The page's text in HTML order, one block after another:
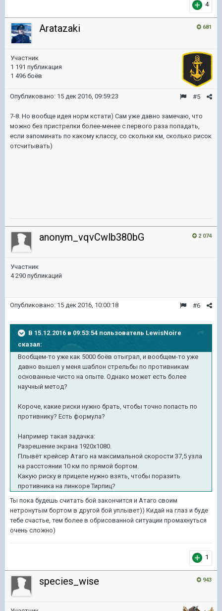
4
681
Aratazaki
Участник
1 191 публикация
1 496 боёв
#5
Опубликовано: 15 дек 2016, 09:59:23
7-8. Но вообще идея норм кстати) Сам уже давно замечаю, что
можно без пристрелки более-менее с первого раза попадать,
если запоминать по какому классу, со скольки км, сколько рисок
отсчитывать)
2 074
anonym_vqvCwlb380bG
Участник
4 290 публикаций
#6
Опубликовано: 15 дек 2016, 10:00:18
В 15.12.2016 в 09:53:54 пользователь LewisNoire
сказал:
Вообщем-то уже как 5000 боёв отыграл, и вообщем-то уже
давно вышел у меня шаблон стрельбы по противникам
основанные чисто на опыте. Однако может есть более
научный метод?
Короче, какие риски нужно брать, чтобы точно попасть по
противнику? Есть формула?
Например такая задачка:
Разрешение экрана 1920x1080.
Плывёт крейсер Атаго на максимальной скорости 37,5 узла
на расстоянии 10 км по прямой бортом.
Какую риску в прицеле нужно взять, чтобы поразить
противника на линкоре Тирпиц?
Ты пока будешь считать бой закончится и Атаго своим
нетронутым бортом в другой бой уплывет)) Кидай на глаз и буде
тебе счастье, тем более в обрисованной ситуации промахнуться
очень сложно)
1
943
species_wise